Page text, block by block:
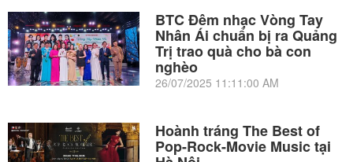
BTC Đêm nhạc Vòng Tay
Nhân Ái chuẩn bị ra Quảng
Trị trao quà cho bà con
nghèo
26/07/2025 11:11:00 AM
Hoành tráng The Best of
Pop-Rock-Movie Music tại